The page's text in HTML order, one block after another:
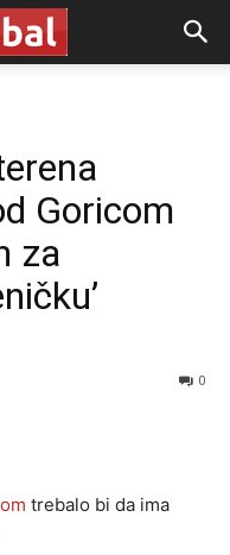
Goricom
za
0
trebalo bi da ima